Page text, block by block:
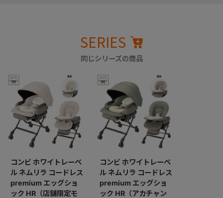
SERIES
同じシリーズの商品
コンビ ホワイトレーベ
ル ネムリラ コードレス
premium エッグショ
ック HR（店舗限定モ
コンビ ホワイトレーベ
ル ネムリラ コードレス
premium エッグショ
ック HR（アカチャン